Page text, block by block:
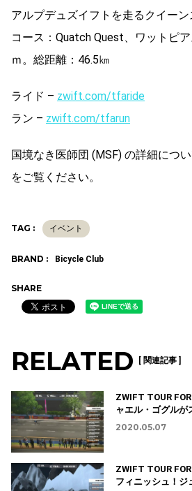
アルプデュズイフトを走るクイーン
コース：Quatch Quest、ワットピ
ｍ。総距離：46.5㎞
ライド – zwift.com/tfaride
ラン – zwift.com/tfarun
国境なき医師団 (MSF) の詳細につい
をご覧ください。
TAG : イベント
BRAND : Bicycle Club
SHARE
RELATED [ 関連記事 ]
ZWIFT TOUR
ャエル・ゴグルが
2020.05.07
ZWIFT TOUR
フィニッシュ！ジ